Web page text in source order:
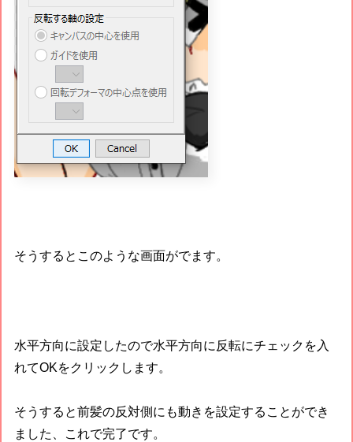
そうするとこのような画面がでます。
水平方向に設定したので水平方向に反転にチェックを入
れてOKをクリックします。
そうすると前髪の反対側にも動きを設定することができ
ました、これで完了です。